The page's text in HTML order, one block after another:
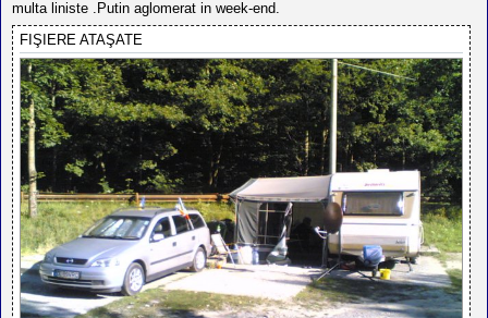
multa liniste .Putin aglomerat in week-end.
FIŞIERE ATAŞATE